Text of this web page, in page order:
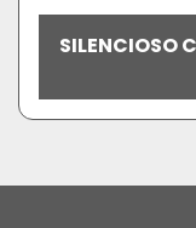
SILENCIOSO